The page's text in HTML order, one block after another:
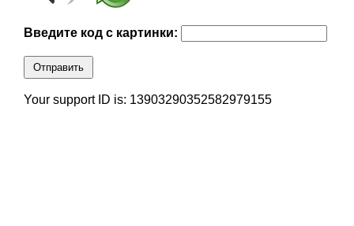
Введите код с картинки:
Отправить
Your support ID is: 13903290352582979155